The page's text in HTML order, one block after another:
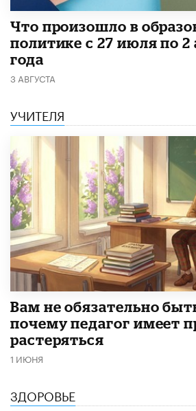
​Что произошло в
политике с 27 июля по 2
года
3 АВГУСТА
УЧИТЕЛЯ
​Вам не обязательно
почему педагог имеет
растеряться
1 ИЮНЯ
ЗДОРОВЬЕ